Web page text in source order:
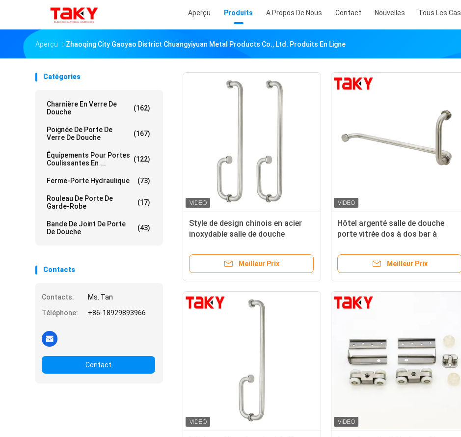
Aperçu Produits A Propos De Nous Contact Nouvelles Tous Les Cas
Aperçu Zhaoqing City Gaoyao District Chuangyiyuan Metal Products Co., Ltd. Produits En Ligne
Catégories
Charnière En Verre De
Douche
(162)
Poignée De Porte De
Verre De Douche
(167)
Équipements Pour Portes
Coulissantes En ...
(122)
Ferme-Porte Hydraulique (73)
Rouleau De Porte De
Garde-Robe
(17)
Bande De Joint De Porte
De Douche
(43)
Contacts
Contacts:
Ms. Tan
Téléphone:
+86-18929893966
Contact
Style de design chinois en acier
inoxydable salle de douche
poignée de porte
Meilleur Prix
Hôtel argenté salle de douche
porte vitrée dos à dos bar à
Meilleur Prix